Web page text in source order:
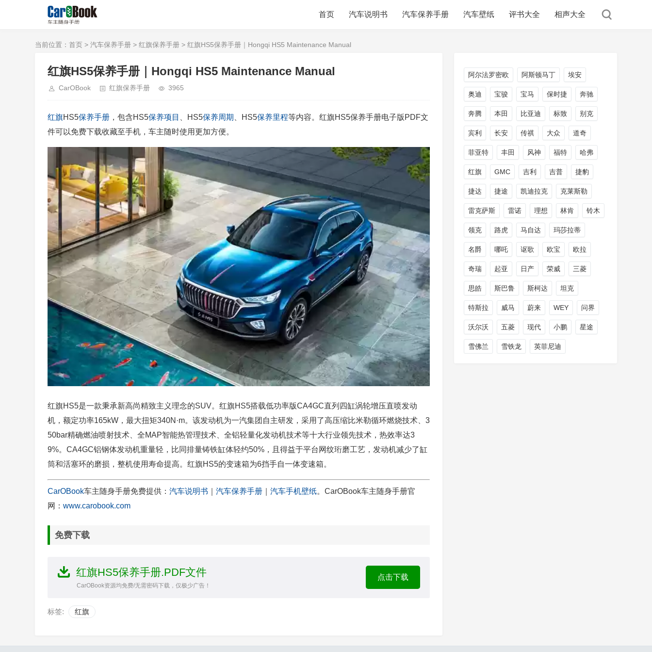
首页 汽车说明书 汽车保养手册 汽车壁纸 评书大全 相声大全
当前位置： 首页 > 汽车保养手册 > 红旗保养手册 > 红旗HS5保养手册｜Hongqi HS5 Maintenance Manual
红旗HS5保养手册｜Hongqi HS5 Maintenance Manual
CarOBook 红旗保养手册 3965
红旗HS5保养手册 ，包含HS5保养项目 、HS5保养周期 、HS5保养里程等内容。红旗HS5保养手册电子版PDF文
件可以免费下载收藏至手机，车主随时使用更加方便。
红旗HS5是一款秉承新高尚精致主义理念的SUV。红旗HS5搭载低功率版CA4GC直列四缸涡轮增压直喷发动
机，额定功率165kW，最大扭矩340N·m。该发动机为一汽集团自主研发，采用了高压缩比米勒循环燃烧技术、3
50bar精确燃油喷射技术、全MAP智能热管理技术、全铝轻量化发动机技术等十大行业领先技术，热效率达3
9%。CA4GC铝钢体发动机重量轻，比同排量铸铁缸体轻约50%，且得益于平台网纹珩磨工艺，发动机减少了缸
筒和活塞环的磨损，整机使用寿命提高。红旗HS5的变速箱为6挡手自一体变速箱。
CarOBook车主随身手册免费提供： 汽车说明书 汽车保养手册 汽车手机壁纸。CarOBook车主随身手册官
网： www.carobook.com
免费下载
红旗HS5保养手册.PDF文件
CarOBook资源均免费/无需密码下载，仅极少广告！
点击下载
标签: 红旗
阿尔法罗密欧 阿斯顿马丁 埃安
奥迪 宝骏 宝马 保时捷 奔驰
奔腾 本田 比亚迪 标致 别克
宾利 长安 传祺 大众 道奇
菲亚特 丰田 风神 福特 哈弗
红旗 GMC 吉利 吉普 捷豹
捷达 捷途 凯迪拉克 克莱斯勒
雷克萨斯 雷诺 理想 林肯 铃木
领克 路虎 马自达 玛莎拉蒂
名爵 哪吒 讴歌 欧宝 欧拉
奇瑞 起亚 日产 荣威 三菱
思皓 斯巴鲁 斯柯达 坦克
特斯拉 威马 蔚来 WEY 问界
沃尔沃 五菱 现代 小鹏 星途
雪佛兰 雪铁龙 英菲尼迪